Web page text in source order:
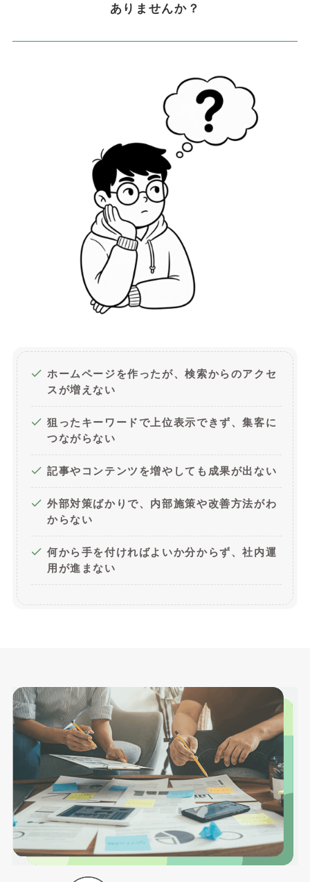
ありませんか？
ホームページを作ったが、検索からのアクセ
スが増えない
狙ったキーワードで上位表示できず、集客に
つながらない
記事やコンテンツを増やしても成果が出ない
外部対策ばかりで、内部施策や改善方法がわ
からない
何から手を付ければよいか分からず、社内運
用が進まない